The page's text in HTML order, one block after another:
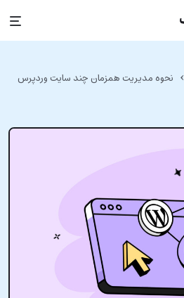
نحوه مدیریت همزمان چند سایت وردپرس